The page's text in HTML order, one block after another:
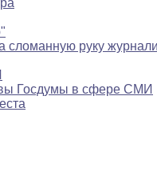
сломанную руку
Госдумы в сфере СМИ